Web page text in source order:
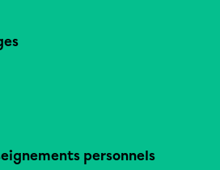
personnels